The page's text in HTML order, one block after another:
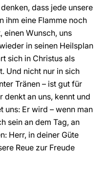
dass jede unsere
ihm eine Flamme noch
einen Wunsch, uns
in seinen Heilsplan
sich in Christus als
Und nicht nur in sich
Tränen – ist gut für
denkt an uns, kennt und
uns: Er wird – wenn man
sein an dem Tag, an
Herr, in deiner Güte
Reue zur Freude